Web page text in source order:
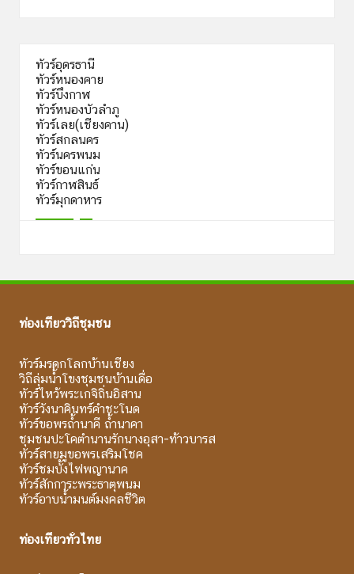
ทัวร์อุดรธานี
ทัวร์หนองคาย
ทัวร์บึงกาฬ
ทัวร์หนองบัวลำภู
ทัวร์เลย(เชียงคาน)
ทัวร์สกลนคร
ทัวร์นครพนม
ทัวร์ขอนแก่น
ทัวร์กาฬสินธ์
ทัวร์มุกดาหาร
ท่องเที่ยววิถีชุมชน
ทัวร์มรดกโลกบ้านเชียง
วิถีลุ่มน้ำโขงชุมชนบ้านเดื่อ
ทัวร์ไหว้พระเกจิถิ่นอิสาน
ทัวร์วังนาคินทร์คำชะโนด
ทัวร์ขอพรถ้ำนาคี ถ้ำนาคา
ชุมชนปะโคตำนานรักนางอุสา-ท้าวบารส
ทัวร์สายมูขอพรเสริมโชค
ทัวร์ชมบั้งไฟพญานาค
ทัวร์สักการะพระธาตุพนม
ทัวร์อาบน้ำมนต์มงคลชีวิต
ท่องเที่ยวทั่วไทย